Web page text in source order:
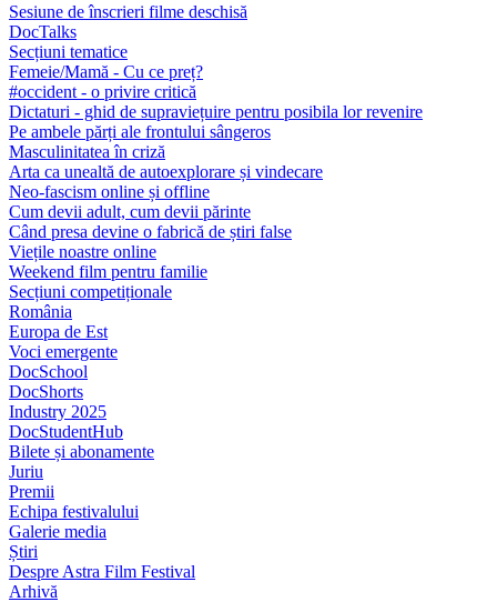
Sesiune de înscrieri filme deschisă
DocTalks
Secțiuni tematice
Femeie/Mamă - Cu ce preț?
#occident - o privire critică
Dictaturi - ghid de supraviețuire pentru posibila lor revenire
Pe ambele părți ale frontului sângeros
Masculinitatea în criză
Arta ca unealtă de autoexplorare și vindecare
Neo-fascism online și offline
Cum devii adult, cum devii părinte
Când presa devine o fabrică de știri false
Viețile noastre online
Weekend film pentru familie
Secțiuni competiționale
România
Europa de Est
Voci emergente
DocSchool
DocShorts
Industry 2025
DocStudentHub
Bilete și abonamente
Juriu
Premii
Echipa festivalului
Galerie media
Știri
Despre Astra Film Festival
Arhivă